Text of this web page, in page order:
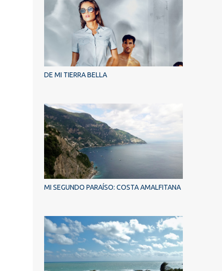
DE MI TIERRA BELLA
MI SEGUNDO PARAÍSO: COSTA AMALFITANA